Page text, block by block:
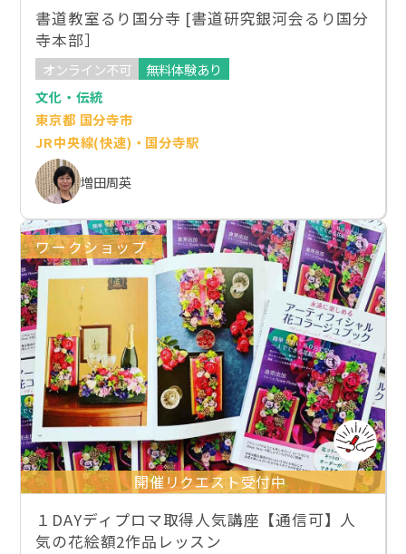
書道教室るり国分寺 [書道研究銀河会るり国分
寺本部］
オンライン不可
無料体験あり
文化・伝統
東京都 国分寺市
JR中央線(快速)・国分寺駅
増田周英
ワークショップ
開催リクエスト受付中
１DAYディプロマ取得人気講座【通信可】人
気の花絵額2作品レッスン